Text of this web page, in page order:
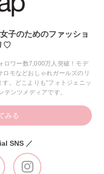
子のためのファッショ
♡
ロワー数7,000万人突破！モデ
モなどおしゃれガールズのリ
。どこよりも“フォトジェニッ
テンツメディアです。
みる
SNS ／